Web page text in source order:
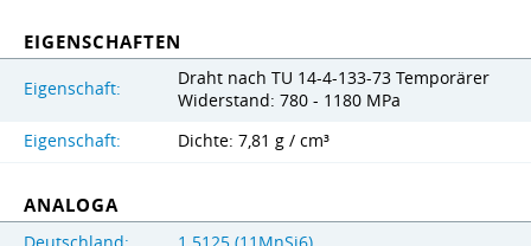
EIGENSCHAFTEN
Eigenschaft:
Draht nach TU 14-4-133-73 Temporärer
Widerstand: 780 - 1180 MPa
Eigenschaft:
Dichte: 7,81 g / cm³
ANALOGA